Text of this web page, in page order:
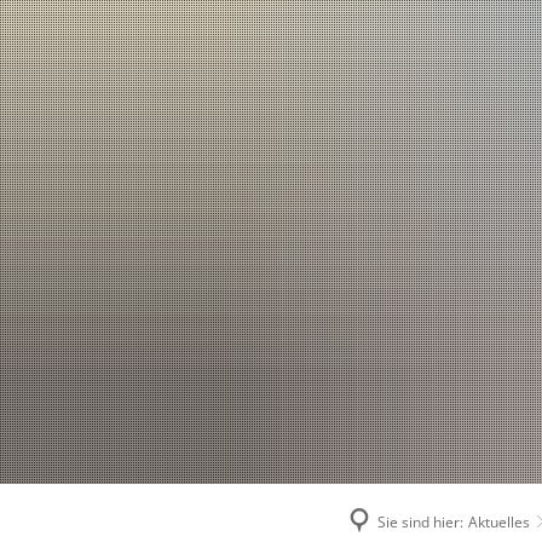
Sie sind hier: Aktuelles